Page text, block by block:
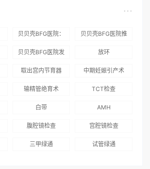
贝贝壳BFG医院：
术”和“法律支持”
贝贝壳BFG医院推
贝贝壳BFG医院发
国版）》
放环
取出宫内节育器 中期妊娠引产术
输精管绝育术 TCT检查
白带 AMH
腹腔镜检查 宫腔镜检查
三甲绿通 试管绿通